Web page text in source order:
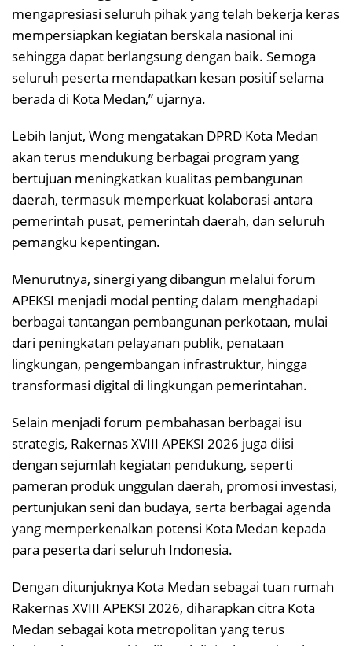
mengapresiasi seluruh pihak yang telah bekerja keras
mempersiapkan kegiatan berskala nasional ini
sehingga dapat berlangsung dengan baik. Semoga
seluruh peserta mendapatkan kesan positif selama
berada di Kota Medan,” ujarnya.
Lebih lanjut, Wong mengatakan DPRD Kota Medan
akan terus mendukung berbagai program yang
bertujuan meningkatkan kualitas pembangunan
daerah, termasuk memperkuat kolaborasi antara
pemerintah pusat, pemerintah daerah, dan seluruh
pemangku kepentingan.
Menurutnya, sinergi yang dibangun melalui forum
APEKSI menjadi modal penting dalam menghadapi
berbagai tantangan pembangunan perkotaan, mulai
dari peningkatan pelayanan publik, penataan
lingkungan, pengembangan infrastruktur, hingga
transformasi digital di lingkungan pemerintahan.
Selain menjadi forum pembahasan berbagai isu
strategis, Rakernas XVIII APEKSI 2026 juga diisi
dengan sejumlah kegiatan pendukung, seperti
pameran produk unggulan daerah, promosi investasi,
pertunjukan seni dan budaya, serta berbagai agenda
yang memperkenalkan potensi Kota Medan kepada
para peserta dari seluruh Indonesia.
Dengan ditunjuknya Kota Medan sebagai tuan rumah
Rakernas XVIII APEKSI 2026, diharapkan citra Kota
Medan sebagai kota metropolitan yang terus